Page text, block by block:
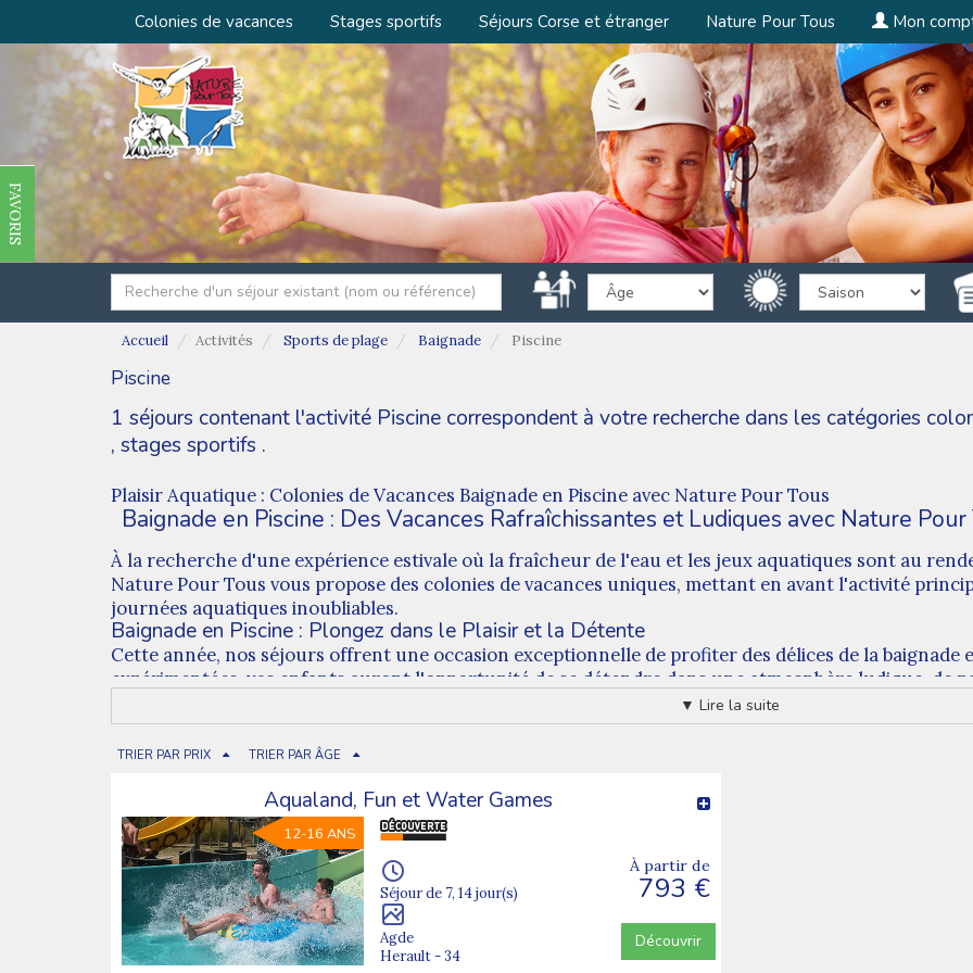
Colonies de vacances Stages sportifs Séjours Corse et étranger Nature Pour Tous Mon
FAVORIS
Accueil Activités Sports de plage Baignade Piscine
Piscine
1 séjours contenant l'activité Piscine correspondent à votre recherche dans les catégories
, stages sportifs .
Plaisir Aquatique : Colonies de Vacances Baignade en Piscine avec Nature Pour Tous
Baignade en Piscine : Des Vacances Rafraîchissantes et Ludiques avec Nature Pour
À la recherche d'une expérience estivale où la fraîcheur de l'eau et les jeux aquatiques sont au
Nature Pour Tous vous propose des colonies de vacances uniques, mettant en avant l'activité
journées aquatiques inoubliables.
Baignade en Piscine : Plongez dans le Plaisir et la Détente
Cette année, nos séjours offrent une occasion exceptionnelle de profiter des délices de la baignade
expérimentées, vos enfants auront l'opportunité de se détendre dans une atmosphère ludique, de
perfectionner leurs compétences en natation dans une ambiance conviviale.
Adapté à Tous les Âges
Nos colonies de vacances sont conçues pour accueillir tous les âges, des plus jeunes aux
Des Souvenirs de Fraîcheur et de Complicité
Les vacances d'été prennent une tout autre saveur avec nos colonies de vacances. Vos enfants
journées rafraîchissantes passées autour de la piscine, mais aussi avec de nouvelles amitiés
de l'eau.
Inscrivez dès maintenant vos enfants pour des vacances exceptionnelles, alliant le plaisir de la
Nature Pour Tous. Nos colonies de vacances promettent une expérience estivale inoubliable,
de nouveaux horizons aquatiques !
▼ Lire la suite
TRIER PAR PRIX TRIER PAR ÂGE
Aqualand, Fun et Water Games
12-16 ANS
Séjour de 7, 14 jour(s)
Agde
Herault - 34
À partir de
793 €
Découvrir